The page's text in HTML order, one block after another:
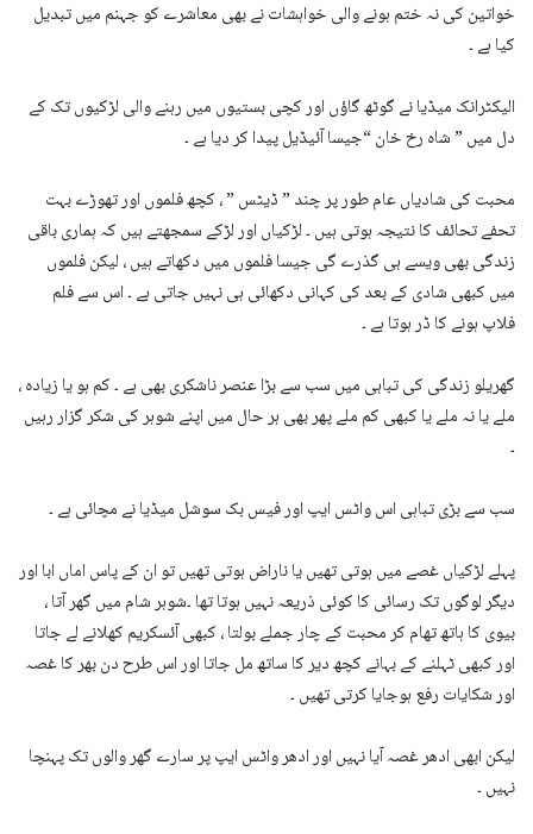
خواتین کی نہ ختم ہونے والی خواہشات نے بھی معاشرے کو جہنم میں تبدیل
کیا ہے ۔
الیکٹرانک میڈیا نے گوٹھ گاؤں اور کچی بستیوں میں رہنے والی لڑکیوں تک کے
دل میں ” شاہ رخ خان “جیسا آئیڈیل پیدا کر دیا ہے ۔
محبت کی شادیاں عام طور پر چند ” ڈیٹس ” ، کچھ فلموں اور تھوڑے بہت
تحفے تحائف کا نتیجہ ہوتی ہیں ۔ لڑکیاں اور لڑکے سمجھتے ہیں کہ ہماری باقی
زندگی بھی ویسے ہی گذرے گی جیسا فلموں میں دکھاتے ہیں ، لیکن فلموں
میں کبھی شادی کے بعد کی کہانی دکھائی ہی نہیں جاتی ہے ۔ اس سے فلم
فلاپ ہونے کا ڈر ہوتا ہے ۔
گھریلو زندگی کی تباہی میں سب سے بڑا عنصر ناشکری بھی ہے ۔ کم ہو یا زیادہ ،
ملے یا نہ ملے یا کبھی کم ملے پھر بھی ہر حال میں اپنے شوہر کی شکر گزار رہیں
۔
سب سے بڑی تباہی اس واٹس ایپ اور فیس بک سوشل میڈیا نے مچائی ہے ۔
پہلے لڑکیاں غصے میں ہوتی تھیں یا ناراض ہوتی تھیں تو ان کے پاس اماں ابا اور
دیگر لوگوں تک رسائی کا کوئی ذریعہ نہیں ہوتا تھا ۔شوہر شام میں گھر آتا ،
بیوی کا ہاتھ تھام کر محبت کے چار جملے بولتا ، کبھی آئسکریم کھلانے لے جاتا
اور کبھی ٹہلنے کے بہانے کچھ دیر کا ساتھ مل جاتا اور اس طرح دن بھر کا غصہ
اور شکایات رفع ہوجایا کرتی تھیں ۔
لیکن ابھی ادھر غصہ آیا نہیں اور ادھر واٹس ایپ پر سارے گھر والوں تک پہنچا
نہیں ۔